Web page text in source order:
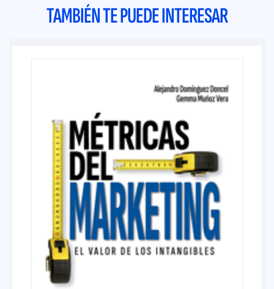
TAMBIÉN TE PUEDE INTERESAR